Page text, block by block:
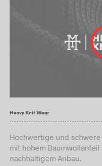
Heavy Knit Wear
Hochwertige und
mit hohem Baumwollanteil
nachhaltigem Anbau.